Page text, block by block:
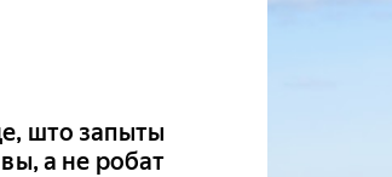
што запыты
а не робат